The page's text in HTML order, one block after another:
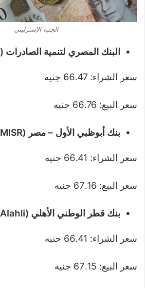
الجنيه الإسترليني
البنك المصري لتنمية الصادرات (EBank):
سعر الشراء: 66.47 جنيه
سعر البيع: 66.76 جنيه
بنك أبوظبي الأول – مصر (FABMISR):
سعر الشراء: 66.41 جنيه
سعر البيع: 67.16 جنيه
بنك قطر الوطني الأهلي (QNB Alahli):
سعر الشراء: 66.41 جنيه
سعر البيع: 67.15 جنيه